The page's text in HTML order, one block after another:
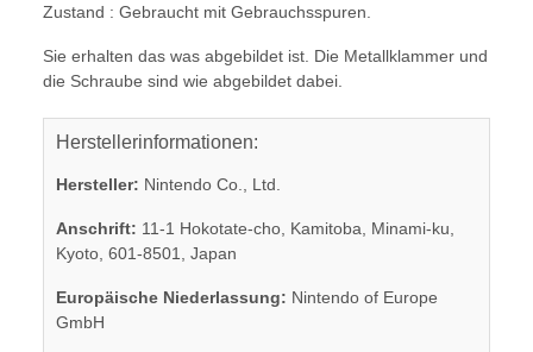
Zustand : Gebraucht mit Gebrauchsspuren.
Sie erhalten das was abgebildet ist. Die Metallklammer und
die Schraube sind wie abgebildet dabei.
Herstellerinformationen:
Hersteller: Nintendo Co., Ltd.
Anschrift: 11-1 Hokotate-cho, Kamitoba, Minami-ku,
Kyoto, 601-8501, Japan
Europäische Niederlassung: Nintendo of Europe
GmbH